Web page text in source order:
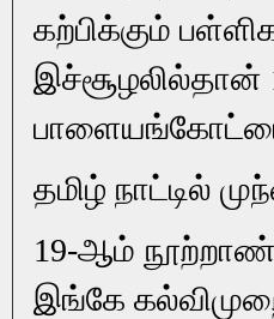
கற்பிக்கும்
இச்சூழலில்தான்
தமிழ் நாட்டில்
19-ஆம்
இங்கே